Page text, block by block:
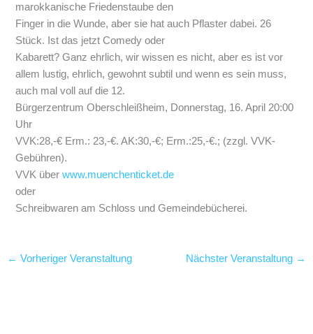
marokkanische Friedenstaube den
Finger in die Wunde, aber sie hat auch Pflaster dabei. 26
Stück. Ist das jetzt Comedy oder
Kabarett? Ganz ehrlich, wir wissen es nicht, aber es ist vor
allem lustig, ehrlich, gewohnt subtil und wenn es sein muss,
auch mal voll auf die 12.
Bürgerzentrum Oberschleißheim, Donnerstag, 16. April 20:00
Uhr
VVK:28,-€ Erm.: 23,-€. AK:30,-€; Erm.:25,-€.; (zzgl. VVK-
Gebühren).
VVK über www.muenchenticket.de
oder
Schreibwaren am Schloss und Gemeindebücherei.
← Vorheriger Veranstaltung Nächster Veranstaltung →